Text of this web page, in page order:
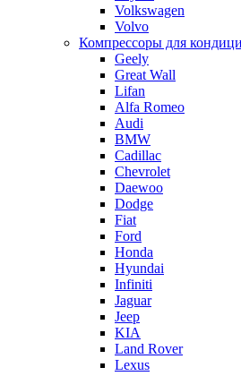
Volkswagen
Volvo
Компрессоры для
Geely
Great Wall
Lifan
Alfa Romeo
Audi
BMW
Cadillac
Chevrolet
Daewoo
Dodge
Fiat
Ford
Honda
Hyundai
Infiniti
Jaguar
Jeep
KIA
Land Rover
Lexus